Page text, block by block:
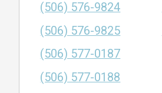
(506) 576-9824
(506) 576-9825
(506) 577-0187
(506) 577-0188